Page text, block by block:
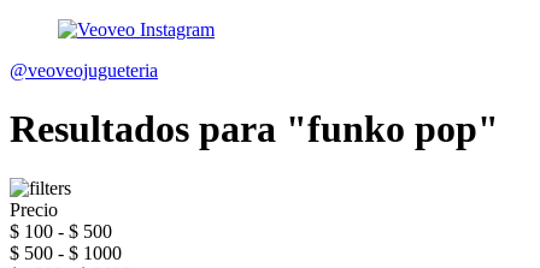
@veoveojugueteria
Resultados para "funko pop"
Precio
$ 100 - $ 500
$ 500 - $ 1000